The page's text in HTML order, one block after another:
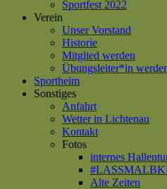
Sportfest 2022
Verein
Unser Vorstand
Historie
Mitglied werden
Übungsleiter*in
Sportheim
Sonstiges
Anfahrt
Wetter in Lichtenau
Kontakt
Fotos
internes
Alte Zeiten